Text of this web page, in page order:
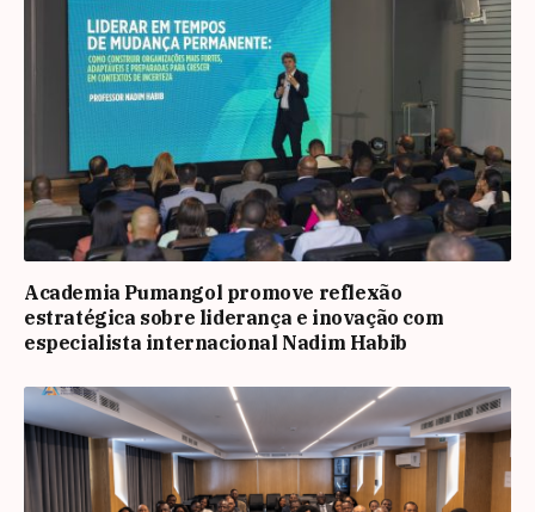
Academia Pumangol promove reflexão
estratégica sobre liderança e inovação com
especialista internacional Nadim Habib